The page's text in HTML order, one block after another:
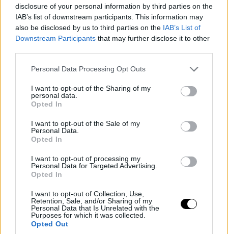
disclosure of your personal information by third parties on the
IAB’s list of downstream participants. This information may
also be disclosed by us to third parties on the IAB’s List of
Downstream Participants that may further disclose it to other
Please note that this website/app uses one or more Google
not limited to your visit or usage behaviour. You may click to
grant or deny consent to Google and its third-party tags to
use your data for below specified purposes in below Google
consent section.
Personal Data Processing Opt Outs
I want to opt-out of the Sharing of my
personal data.
Opted In
I want to opt-out of the Sale of my
Personal Data.
Opted In
I want to opt-out of processing my
Personal Data for Targeted Advertising.
Opted In
I want to opt-out of Collection, Use,
Retention, Sale, and/or Sharing of my
Personal Data that Is Unrelated with the
Purposes for which it was collected.
Opted Out